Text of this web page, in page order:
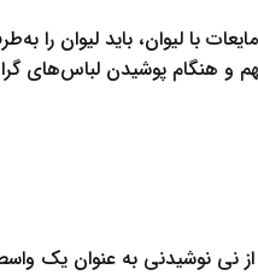
با لیوان، باید لیوان
و هنگام پوشیدن لباس‌های
نی نوشیدنی به عنوان یک